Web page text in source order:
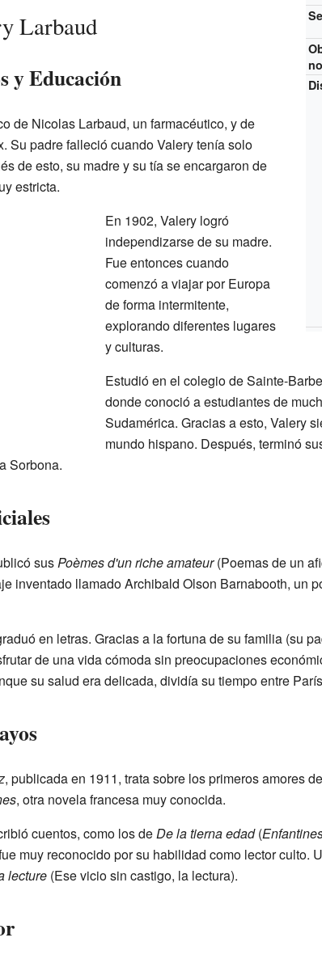
Larbaud
y Educación
de Nicolas Larbaud, un farmacéutico, y de
Su padre falleció cuando Valery tenía solo
de esto, su madre y su tía se encargaron de
estricta.
En 1902, Valery logró
independizarse de su madre.
Fue entonces cuando
comenzó a viajar por Europa
de forma intermitente,
explorando diferentes lugares
y culturas.
Estudió en el colegio de Sainte-
donde conoció a estudiantes de
Sudamérica. Gracias a esto, Valery
mundo hispano. Después, terminó
Sorbona.
susPoèmes d'un riche amateur(Poemas de un
inventado llamado Archibald Olson Barnabooth, un
en letras. Gracias a la fortuna de su familia (su
de una vida cómoda sin preocupaciones
su salud era delicada, dividía su tiempo entre
, publicada en 1911, trata sobre los primeros amores
, otra novela francesa muy conocida.
cuentos, como los deDe la tierna edad(
muy reconocido por su habilidad como lector culto.
lecture(Ese vicio sin castigo, la lectura).